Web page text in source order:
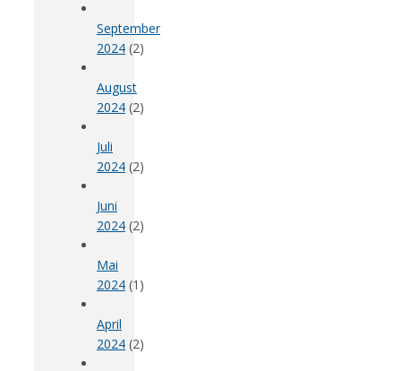
September
2024 (2)
August
2024 (2)
Juli
2024 (2)
Juni
2024 (2)
Mai
2024 (1)
April
2024 (2)